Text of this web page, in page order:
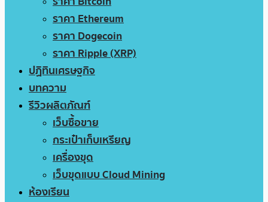
ราคา Ethereum
ราคา Dogecoin
ราคา Ripple (XRP)
ปฏิทินเศรษฐกิจ
บทความ
รีวิวผลิตภัณฑ์
เว็บซื้อขาย
กระเป๋าเก็บเหรียญ
เครื่องขุด
เว็บขุดแบบ Cloud Mining
ห้องเรียน